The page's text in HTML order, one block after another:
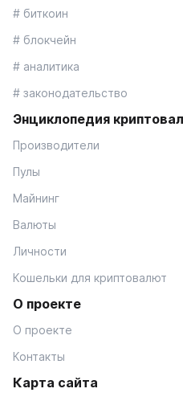
# биткоин
# блокчейн
# аналитика
# законодательство
Энциклопедия
Производители
Пулы
Майнинг
Валюты
Личности
Кошельки для криптовалют
О проекте
О проекте
Контакты
Карта сайта